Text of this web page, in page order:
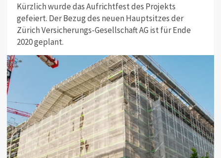
Kürzlich wurde das Aufrichtfest des Projekts
gefeiert. Der Bezug des neuen Hauptsitzes der
Zürich Versicherungs-Gesellschaft AG ist für Ende
2020 geplant.